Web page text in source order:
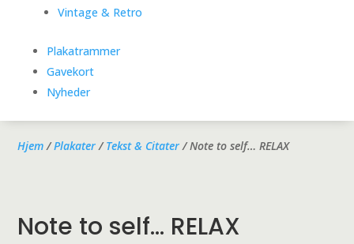
Vintage & Retro
Plakatrammer
Gavekort
Nyheder
Hjem/Plakater/Tekst & Citater/ Note to self… RELAX
Note to self… RELAX